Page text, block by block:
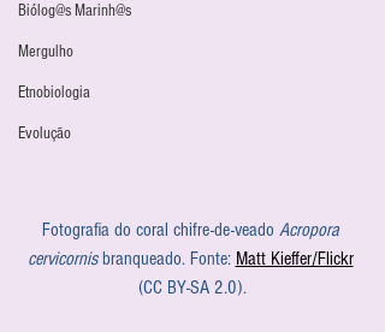
Biólog@s Marinh@s
Mergulho
Etnobiologia
Evolução
Fotografia do coral chifre-de-veado Acropora
cervicornis branqueado. Fonte: Matt Kieffer/Flickr
(CC BY-SA 2.0).